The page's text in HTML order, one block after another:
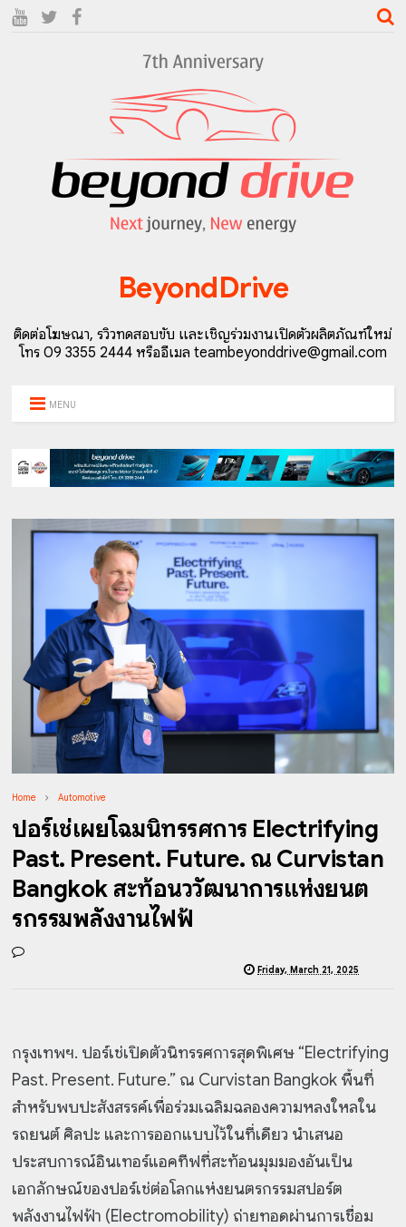
BeyondDrive
ติดต่อโฆษณา, รีวิวทดสอบขับ และเชิญร่วมงานเปิดตัวผลิตภัณฑ์ใหม่
โทร 09 3355 2444 หรืออีเมล teambeyonddrive@gmail.com
MENU
Home Automotive
ปอร์เช่เผยโฉมนิทรรศการ Electrifying
Past. Present. Future. ณ Curvistan
Bangkok สะท้อนวิวัฒนาการแห่งยนต
รกรรมพลังงานไฟฟ้
Friday, March 21, 2025
กรุงเทพฯ. ปอร์เช่เปิดตัวนิทรรศการสุดพิเศษ “Electrifying
Past. Present. Future.” ณ Curvistan Bangkok พื้นที่
สำหรับพบปะสังสรรค์เพื่อร่วมเฉลิมฉลองความหลงใหลใน
รถยนต์ ศิลปะ และการออกแบบไว้ในที่เดียว นำเสนอ
ประสบการณ์อินเทอร์แอคทีฟที่สะท้อนมุมมองอันเป็น
เอกลักษณ์ของปอร์เช่ต่อโลกแห่งยนตรกรรมสปอร์ต
พลังงานไฟฟ้า (Electromobility) ถ่ายทอดผ่านการเชื่อม